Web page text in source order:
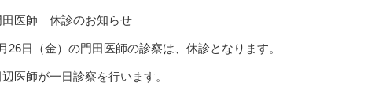
田医師 休診のお知らせ
26日（金）の門田医師の診察は、休診となります。
医師が一日診察を行います。